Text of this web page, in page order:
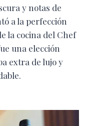
y notas de
a la perfección
la cocina del Chef
una elección
extra de lujo y